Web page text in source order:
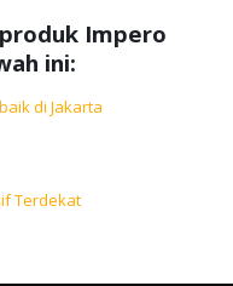
Impero
ini:
di Jakarta
Terdekat